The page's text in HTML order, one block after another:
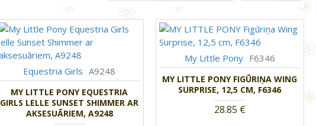
Equestria Girls A9248
MY LITTLE PONY EQUESTRIA
GIRLS LELLE SUNSET SHIMMER AR
AKSESUĀRIEM, A9248
My Little Pony F6346
MY LITTLE PONY FIGŪRIŅA WING
SURPRISE, 12,5 CM, F6346
28.85 €